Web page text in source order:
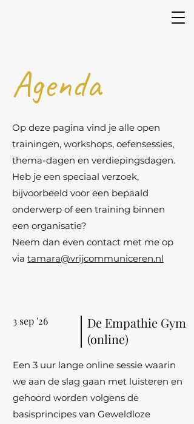
Agenda
Op deze pagina vind je alle open
trainingen, workshops, oefensessies,
thema-dagen en verdiepingsdagen.
Heb je een speciaal verzoek,
bijvoorbeeld voor een bepaald
onderwerp of een training binnen
een organisatie?
Neem dan even contact met me op
via tamara@vrijcommuniceren.nl
3 sep '26
De Empathie Gym
(online)
Een 3 uur lange online sessie waarin
we aan de slag gaan met luisteren en
gehoord worden volgens de
basisprincipes van Geweldloze